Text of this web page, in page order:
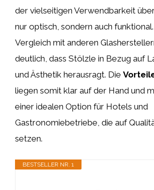
der vielseitigen Verwendbarkeit
nur optisch, sondern auch
Vergleich mit anderen
deutlich, dass Stölzle in Bezug auf
und Ästhetik herausragt. Die
liegen somit klar auf der Hand und
einer idealen Option für Hotels und
Gastronomiebetriebe, die auf
setzen.
BESTSELLER NR. 1